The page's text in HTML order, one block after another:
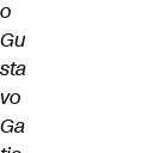
o
Gu
sta
vo
Ga